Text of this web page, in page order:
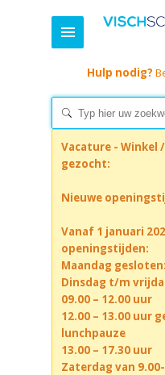
Hulp nodig?
Vacature - Winkel
gezocht:
Nieuwe
Vanaf 1 januari
openingstijden:
Maandag
Dinsdag t/m
09.00 – 12.00 uur
12.00 – 13.00 uur
lunchpauze
13.00 – 17.30 uur
Zaterdag van